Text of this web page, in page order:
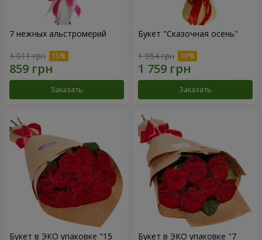
7 нежных альстромерий
1 011 грн
Заказать
Букет "Сказочная осень"
1 954 грн
Заказать
Букет в ЭКО упаковке "15 Букет в ЭКО упаковке "7